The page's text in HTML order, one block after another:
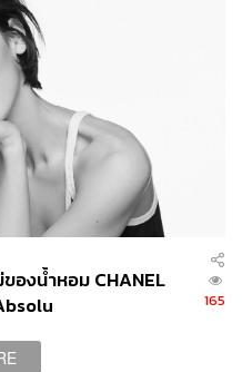
องน้ำหอม CHANEL
165